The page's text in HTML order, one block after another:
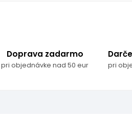
Doprava zadarmo
pri objednávke nad 50 eur pri